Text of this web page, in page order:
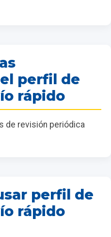
perfil de
rápido
de revisión periódica
perfil de
rápido